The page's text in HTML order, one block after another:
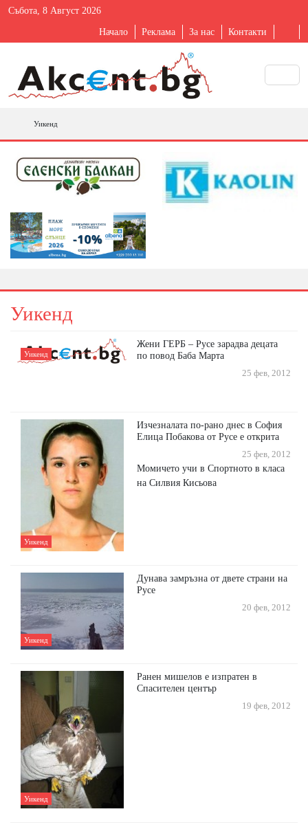
Събота, 8 Август 2026
Начало Реклама За нас Контакти
Уикенд
Уикенд
Уикенд
Жени ГЕРБ – Русе зарадва децата
по повод Баба Марта
25 фев, 2012
Уикенд
Изчезналата по-рано днес в София
Елица Побакова от Русе е открита
25 фев, 2012
Момичето учи в Спортното в класа
на Силвия Кисьова
Уикенд
Дунава замръзна от двете страни на
Русе
20 фев, 2012
Уикенд
Ранен мишелов е изпратен в
Спасителен център
19 фев, 2012